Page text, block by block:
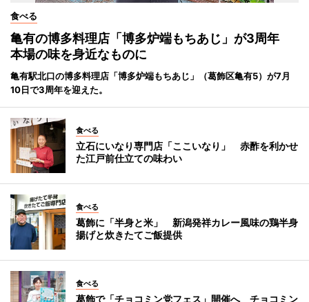
食べる
亀有の博多料理店「博多炉端もちあじ」が3周年
本場の味を身近なものに
亀有駅北口の博多料理店「博多炉端もちあじ」（葛飾区亀有5）が7月
10日で3周年を迎えた。
食べる
立石にいなり専門店「ここいなり」 赤酢を利かせ
た江戸前仕立ての味わい
食べる
葛飾に「半身と米」 新潟発祥カレー風味の鶏半身
揚げと炊きたてご飯提供
食べる
葛飾で「チョコミン党フェス」開催へ チョコミン